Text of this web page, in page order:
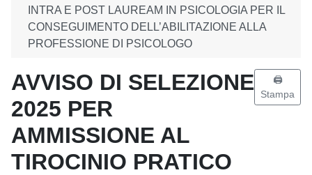
INTRA E POST LAUREAM IN PSICOLOGIA PER IL
CONSEGUIMENTO DELL’ABILITAZIONE ALLA
PROFESSIONE DI PSICOLOGO
AVVISO DI SELEZIONE
2025 PER
AMMISSIONE AL
TIROCINIO PRATICO
🖨️
Stampa